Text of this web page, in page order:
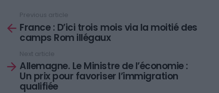
more
Previous article
France : D’ici trois mois via la moitié des
camps Rom illégaux
Next article
Allemagne. Le Ministre de l’économie :
Un prix pour favoriser l’immigration
qualifiée